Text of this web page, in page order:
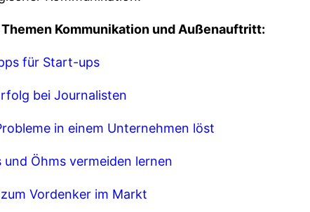
Kommunikation und Außenauftritt:
für Start-ups
bei Journalisten
in einem Unternehmen löst
und Öhms vermeiden lernen
Vordenker im Markt